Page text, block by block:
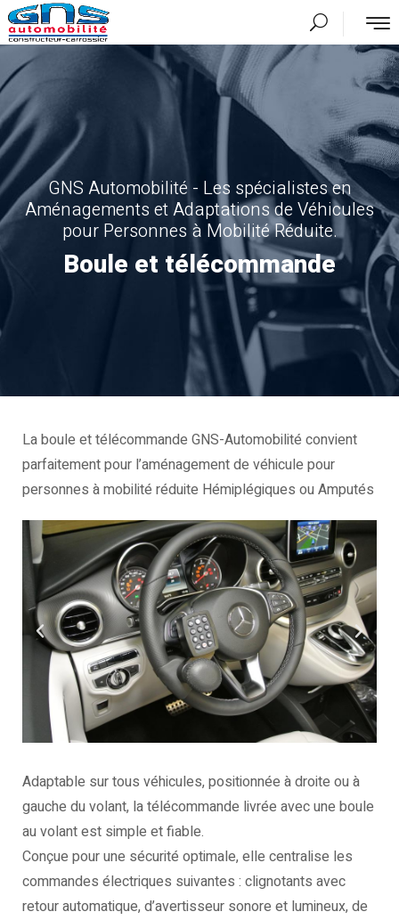
GNS Automobilité - Les spécialistes en
Aménagements et Adaptations de Véhicules
pour Personnes à Mobilité Réduite.
Boule et télécommande
La boule et télécommande GNS-Automobilité convient
parfaitement pour l’aménagement de véhicule pour
personnes à mobilité réduite Hémiplégiques ou Amputés
Adaptable sur tous véhicules, positionnée à droite ou à
gauche du volant, la télécommande livrée avec une boule
au volant est simple et fiable.
Conçue pour une sécurité optimale, elle centralise les
commandes électriques suivantes : clignotants avec
retour automatique, d’avertisseur sonore et lumineux, de